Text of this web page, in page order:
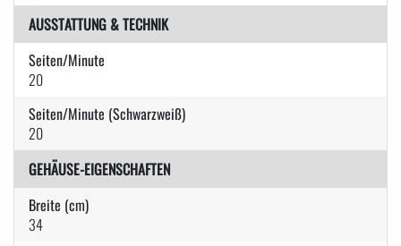
AUSSTATTUNG & TECHNIK
Seiten/Minute
20
Seiten/Minute (Schwarzweiß)
20
GEHÄUSE-EIGENSCHAFTEN
Breite (cm)
34